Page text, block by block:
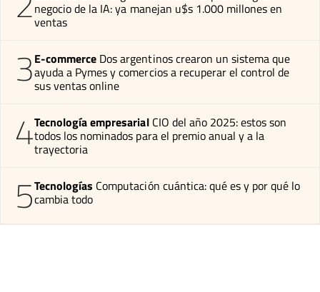
negocio de la IA: ya manejan u$s 1.000 millones en
ventas
3E-commerce Dos argentinos crearon un sistema que
ayuda a Pymes y comercios a recuperar el control de
sus ventas online
4Tecnología empresarial CIO del año 2025: estos son
todos los nominados para el premio anual y a la
trayectoria
5Tecnologías Computación cuántica: qué es y por qué lo
cambia todo